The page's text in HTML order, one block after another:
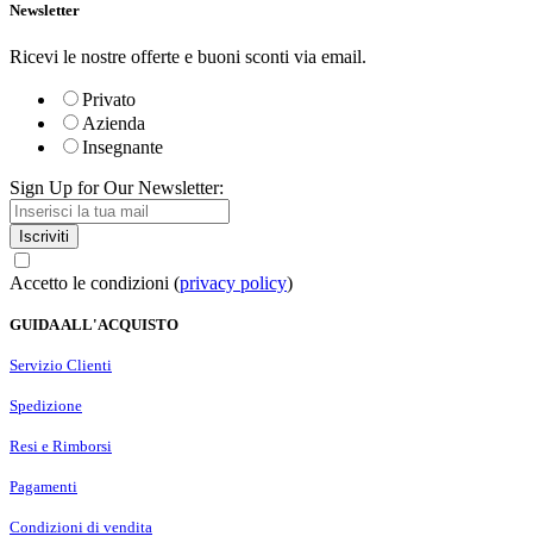
Newsletter
Ricevi le nostre offerte e buoni sconti via email.
Privato
Azienda
Insegnante
Sign Up for Our Newsletter:
Iscriviti
Accetto le condizioni (privacy policy)
GUIDA ALL'ACQUISTO
Servizio Clienti
Spedizione
Resi e Rimborsi
Pagamenti
Condizioni di vendita